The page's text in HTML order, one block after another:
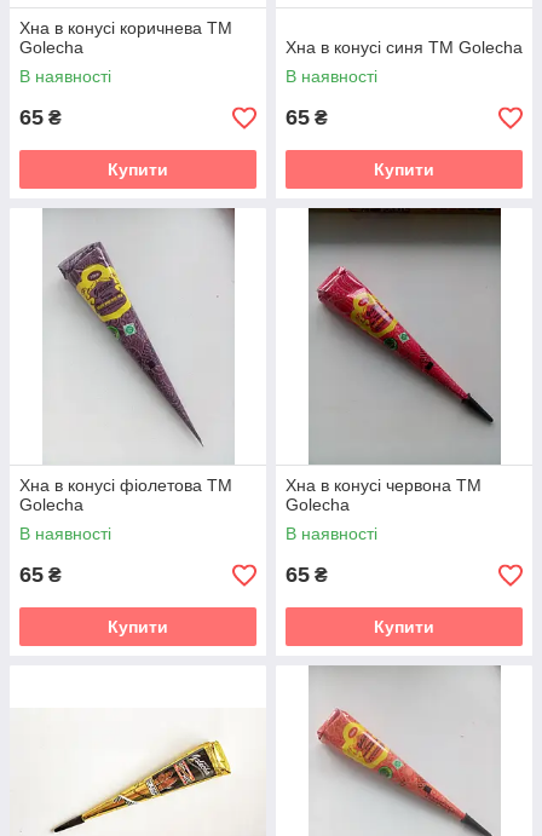
Хна в конусі коричнева TM
Golecha
В наявності
65 ₴
Купити
Хна в конусі синя TM Golecha
В наявності
65 ₴
Купити
Хна в конусі фіолетова TM
Golecha
В наявності
65 ₴
Купити
Хна в конусі червона TM
Golecha
В наявності
65 ₴
Купити